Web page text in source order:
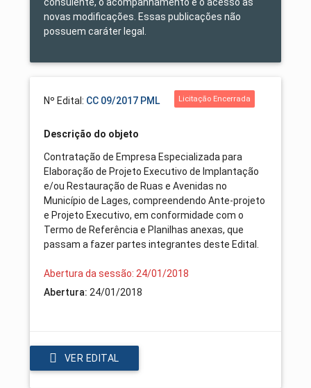
consulente, o acompanhamento e o acesso as
novas modificações. Essas publicações não
possuem caráter legal.
Nº Edital: CC 09/2017 PML Licitação Encerrada
Descrição do objeto
Contratação de Empresa Especializada para
Elaboração de Projeto Executivo de Implantação
e/ou Restauração de Ruas e Avenidas no
Município de Lages, compreendendo Ante-projeto
e Projeto Executivo, em conformidade com o
Termo de Referência e Planilhas anexas, que
passam a fazer partes integrantes deste Edital.
Abertura da sessão: 24/01/2018
Abertura: 24/01/2018
VER EDITAL